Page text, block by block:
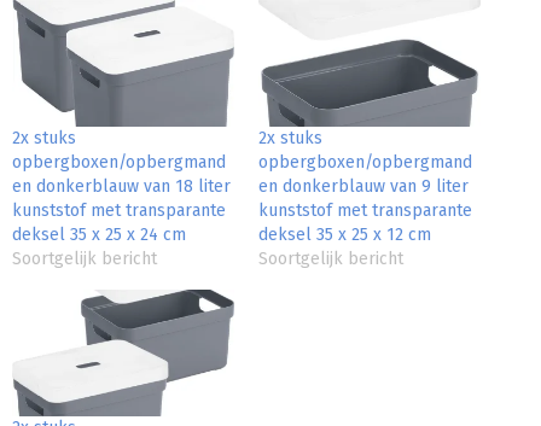
2x stuks
opbergboxen/opbergmand
en donkerblauw van 18 liter
kunststof met transparante
deksel 35 x 25 x 24 cm
Soortgelijk bericht
2x stuks
opbergboxen/opbergmand
en donkerblauw van 9 liter
kunststof met transparante
deksel 35 x 25 x 12 cm
Soortgelijk bericht